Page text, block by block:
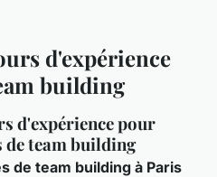
d'expérience
building
d'expérience pour
team building
de team building à Paris